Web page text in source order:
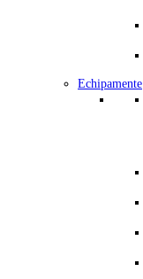
Echipamente